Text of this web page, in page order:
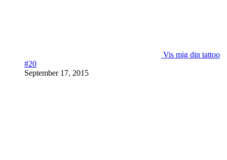
Vis mig din tattoo
#20
September 17, 2015